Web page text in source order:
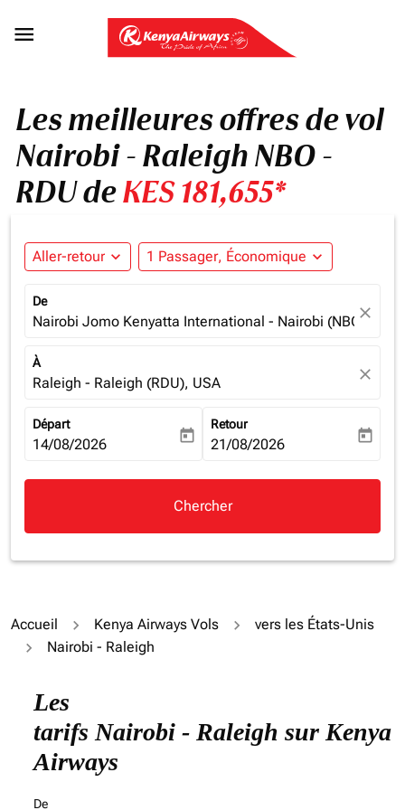

Les meilleures offres de vol
Nairobi - Raleigh NBO -
RDU deKES 181,655*
Aller-retour expand_more 1 Passager, Économique expand_more
De
Nairobi Jomo Kenyatta International - Nairobi (NBO),
close
À
Raleigh - Raleigh (RDU), USA close
Départ
fc-booking-departure-date-aria-label
14/08/2026 today
Retour
fc-booking-return-date-aria-
21/08/2026 today
Chercher
Accueil Kenya Airways Vols
vers les États-Unis
Nairobi - Raleigh
Les
tarifs Nairobi - Raleigh sur Kenya
Airways
De